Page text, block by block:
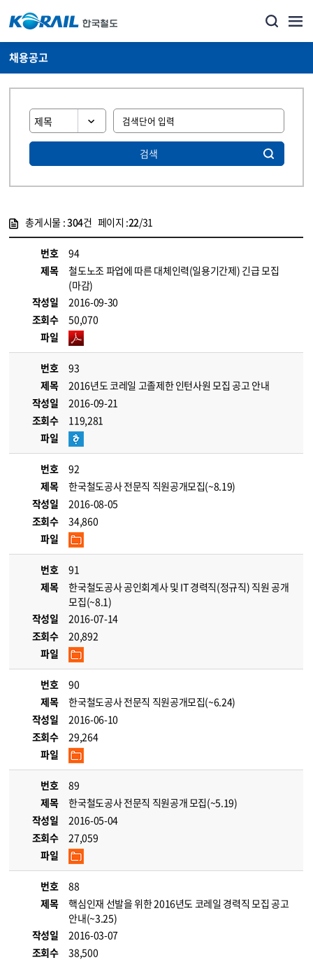
채용공고
검색
총게시물 :304건 페이지 :22/31
번호
94
제목
철도노조 파업에 따른 대체인력(일용기간제) 긴급 모집
(마감)
작성일
2016-09-30
조회수
50,070
파일
번호
93
제목
2016년도 코레일 고졸제한 인턴사원 모집 공고 안내
작성일
2016-09-21
조회수
119,281
파일
번호
92
제목
한국철도공사 전문직 직원공개모집(~8.19)
작성일
2016-08-05
조회수
34,860
파일
번호
91
제목
한국철도공사 공인회계사 및 IT 경력직(정규직) 직원 공개
모집(~8.1)
작성일
2016-07-14
조회수
20,892
파일
번호
90
제목
한국철도공사 전문직 직원공개모집(~6.24)
작성일
2016-06-10
조회수
29,264
파일
번호
89
제목
한국철도공사 전문직 직원공개 모집(~5.19)
작성일
2016-05-04
조회수
27,059
파일
번호
88
제목
핵심인재 선발을 위한 2016년도 코레일 경력직 모집 공고
안내(~3.25)
작성일
2016-03-07
조회수
38,500